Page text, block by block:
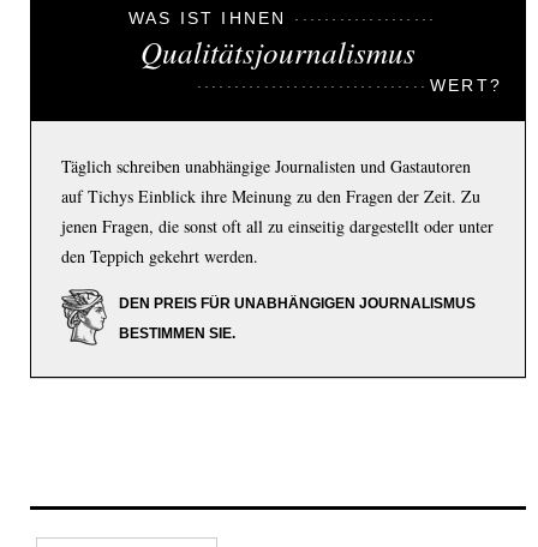
WAS IST IHNEN
Qualitätsjournalismus
WERT?
Täglich schreiben unabhängige Journalisten und Gastautoren
auf Tichys Einblick ihre Meinung zu den Fragen der Zeit. Zu
jenen Fragen, die sonst oft all zu einseitig dargestellt oder unter
den Teppich gekehrt werden.
DEN PREIS FÜR UNABHÄNGIGEN JOURNALISMUS
BESTIMMEN SIE.